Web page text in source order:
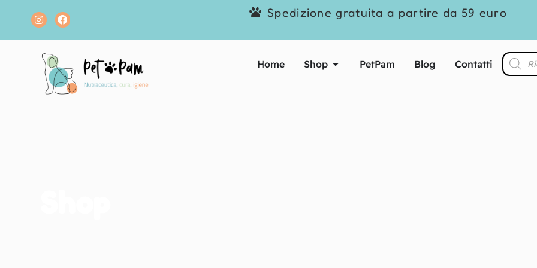
Spedizione gratuita a partire da 59 euro
Home Shop PetPam Blog Contatti